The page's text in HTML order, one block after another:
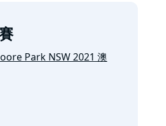
Park NSW 2021 澳